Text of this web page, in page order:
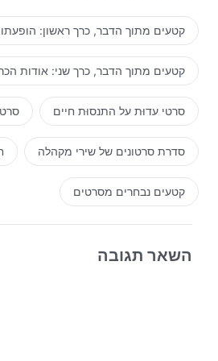
קטעים מתוך הדבר, כרך ראשון:
קטעים מתוך הדבר, כרך שני: אודות
סרטי עדוּת על התנסוּת חיים
סדרת סרטונים של שירי מקהלה
קטעים נבחרים מסרטים
השאר תגובה